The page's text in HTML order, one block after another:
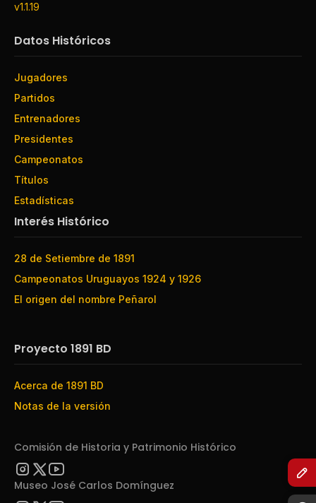
v1.1.19
Datos Históricos
Jugadores
Partidos
Entrenadores
Presidentes
Campeonatos
Títulos
Estadísticas
Interés Histórico
28 de Setiembre de 1891
Campeonatos Uruguayos 1924 y 1926
El origen del nombre Peñarol
Proyecto 1891 BD
Acerca de 1891 BD
Notas de la versión
Comisión de Historia y Patrimonio Histórico
Museo José Carlos Domínguez